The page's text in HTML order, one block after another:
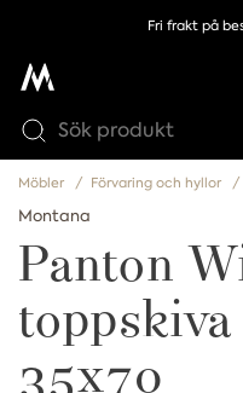
Fri frakt på
Möbler Förvaring och hyllor
Montana
Panton
35x70